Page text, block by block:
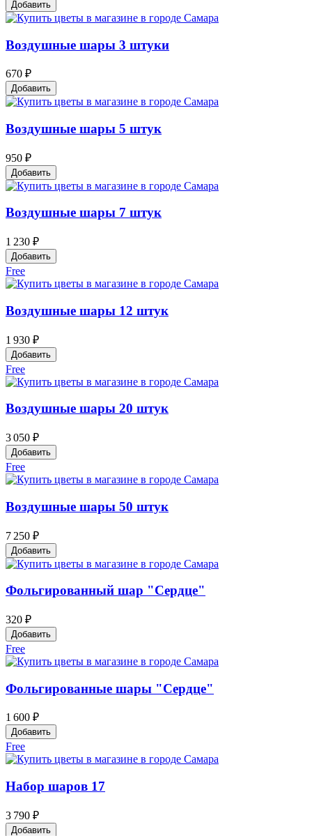
Добавить
Воздушные шары 3 штуки
670 ₽
Добавить
Воздушные шары 5 штук
950 ₽
Добавить
Воздушные шары 7 штук
1 230 ₽
Добавить
Free
Воздушные шары 12 штук
1 930 ₽
Добавить
Free
Воздушные шары 20 штук
3 050 ₽
Добавить
Free
Воздушные шары 50 штук
7 250 ₽
Добавить
Фольгированный шар "Сердце"
320 ₽
Добавить
Free
Фольгированные шары "Сердце"
1 600 ₽
Добавить
Free
Набор шаров 17
3 790 ₽
Добавить